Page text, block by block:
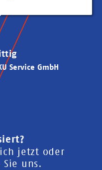
Service GmbH
jetzt oder
uns.